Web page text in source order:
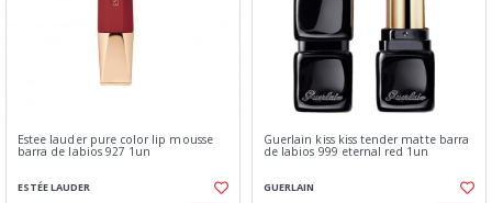
Estee lauder pure color lip mousse
barra de labios 927 1un
ESTÉE LAUDER
Guerlain kiss kiss tender matte barra
de labios 999 eternal red 1un
GUERLAIN